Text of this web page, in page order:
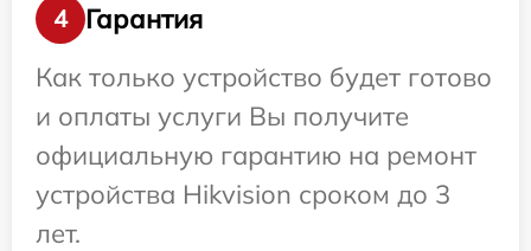
4
Гарантия
Как только устройство будет готово
и оплаты услуги Вы получите
официальную гарантию на ремонт
устройства Hikvision сроком до 3
лет.